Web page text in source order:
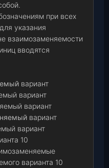
при всех
указания
взаимозаменяемости
вводятся
вариант
вариант
вариант
вариант
вариант
10
варианта 10